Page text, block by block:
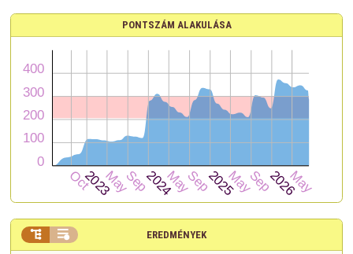
PONTSZÁM ALAKULÁSA
EREDMÉNYEK
 